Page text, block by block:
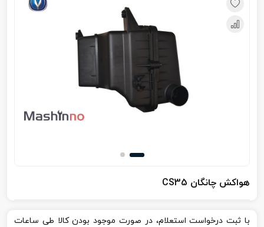
هواکش چانگان CS35
با ثبت درخواست استعلام، در صورت موجود بودن کالا طی ساعات